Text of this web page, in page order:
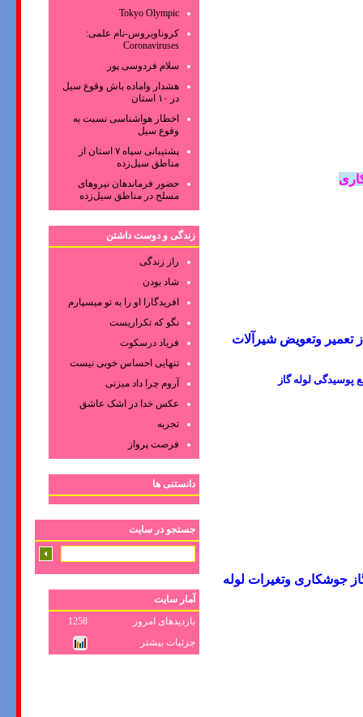
تعمیر وتعویض شیرآلات
پوسیدگی لوله گاز
جوشکاری وتغیرات لوله
Tokyo Olympic
کروناویروس‌-نام علمی:
Coronaviruses
سلام فردوسی پور
هشدار واماده باش وقوع سیل
در ۱۰ استان
اخطار هواشناسی نسبت به
وقوع سیل
پشتیبانی سپاه ۷ استان از
مناطق سیل‌زده
حضور فرماندهان نیروهای
مسلح در مناطق سیل‌زده
زندگی و دوست داشتن
راز زندگی
شاد بودن
افریدگارا او را به تو میسپارم
نگو که تکراریست
فریاد درسکوت
تنهایی احساس خوبی نیست
آروم چرا داد میزنی
عکس‌ خدا در اشک‌ عاشق‌
تجربه
فرصت پرواز
دانستنی ها
جستجو در سایت
آمار سایت
بازدیدهای امروز
1258
جزئیات بیشتر